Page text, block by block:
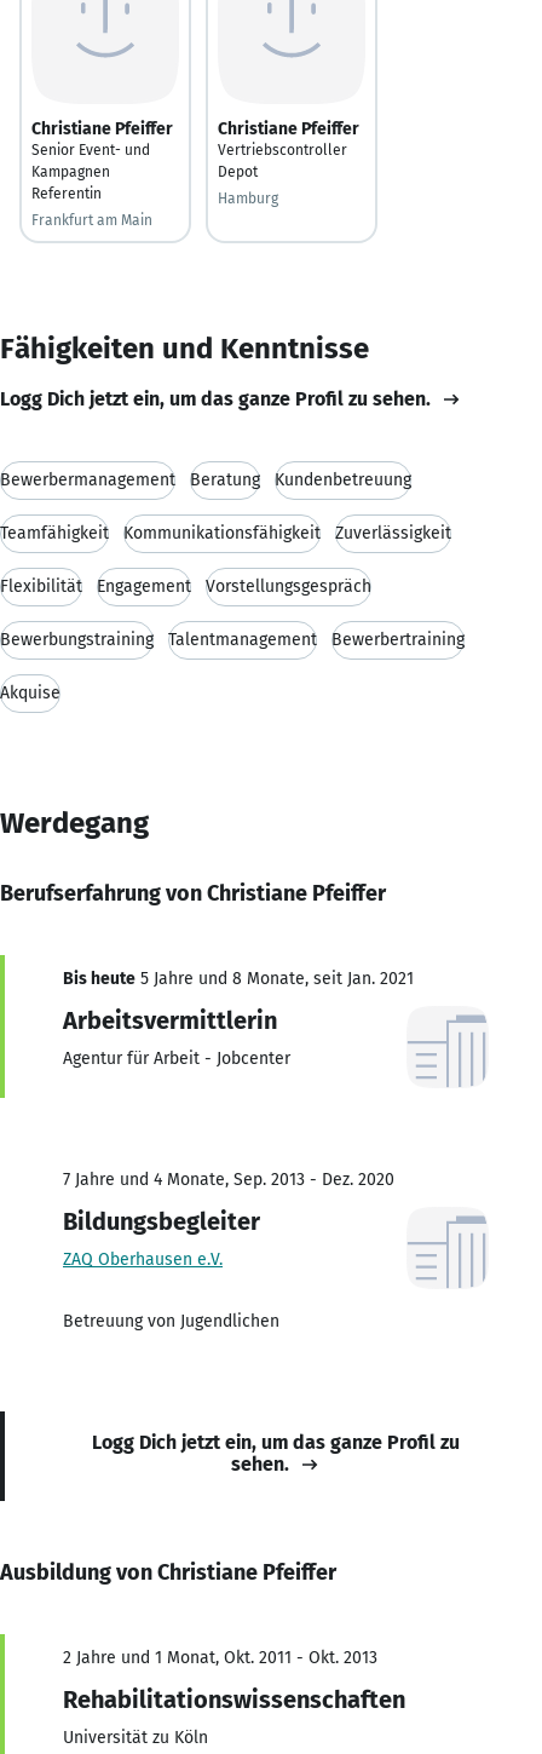
Christiane Pfeiffer
Senior Event- und
Kampagnen
Referentin
Frankfurt am Main
Christiane Pfeiffer
Vertriebscontroller
Depot
Hamburg
Fähigkeiten und Kenntnisse
Logg Dich jetzt ein, um das ganze Profil zu sehen.
Bewerbermanagement Beratung Kundenbetreuung
Teamfähigkeit Kommunikationsfähigkeit Zuverlässigkeit
Flexibilität Engagement Vorstellungsgespräch
Bewerbungstraining Talentmanagement Bewerbertraining
Akquise
Werdegang
Berufserfahrung von Christiane Pfeiffer
Bis heute 5 Jahre und 8 Monate, seit Jan. 2021
Arbeitsvermittlerin
Agentur für Arbeit - Jobcenter
7 Jahre und 4 Monate, Sep. 2013 - Dez. 2020
Bildungsbegleiter
ZAQ Oberhausen e.V.
Betreuung von Jugendlichen
Logg Dich jetzt ein, um das ganze Profil zu
sehen.
Ausbildung von Christiane Pfeiffer
2 Jahre und 1 Monat, Okt. 2011 - Okt. 2013
Rehabilitationswissenschaften
Universität zu Köln